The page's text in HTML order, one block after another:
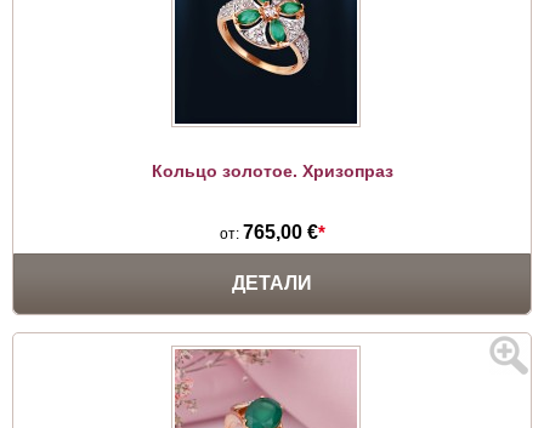
Кольцо золотое. Хризопраз
от: 765,00 €*
ДЕТАЛИ